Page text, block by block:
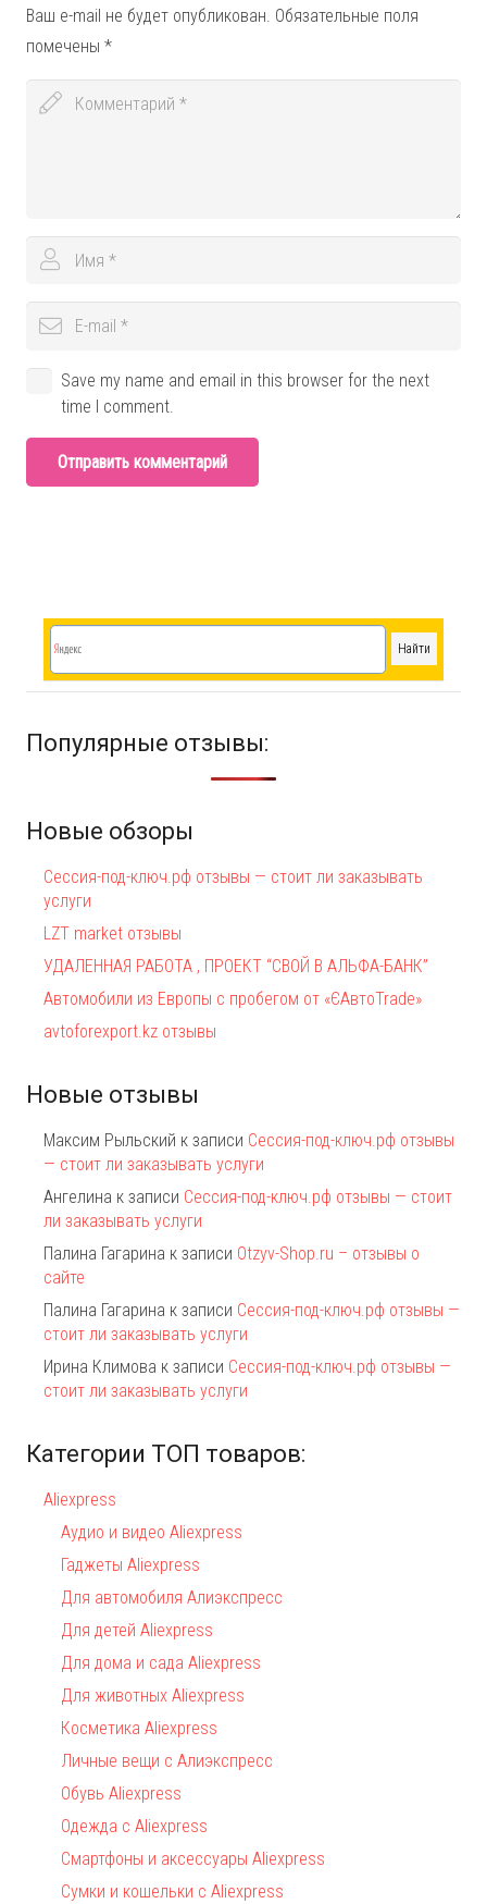
Ваш e-mail не будет опубликован. Обязательные поля
помечены *
Save my name and email in this browser for the next
time I comment.
Отправить комментарий
Популярные отзывы:
Новые обзоры
Сессия-под-ключ.рф отзывы — стоит ли заказывать
услуги
LZT market отзывы
УДАЛЕННАЯ РАБОТА , ПРОЕКТ “СВОЙ В АЛЬФА-БАНК”
Автомобили из Европы с пробегом от «ЄАвтоTrаde»
avtoforexport.kz отзывы
Новые отзывы
Максим Рыльский к записи Сессия-под-ключ.рф отзывы
— стоит ли заказывать услуги
Ангелина к записи Сессия-под-ключ.рф отзывы — стоит
ли заказывать услуги
Палина Гагарина к записи Otzyv-Shop.ru – отзывы о
сайте
Палина Гагарина к записи Сессия-под-ключ.рф отзывы —
стоит ли заказывать услуги
Ирина Климова к записи Сессия-под-ключ.рф отзывы —
стоит ли заказывать услуги
Категории ТОП товаров:
Aliexpress
Аудио и видео Aliexpress
Гаджеты Aliexpress
Для автомобиля Алиэкспресс
Для детей Aliexpress
Для дома и сада Aliexpress
Для животных Aliexpress
Косметика Aliexpress
Личные вещи с Алиэкспресс
Обувь Aliexpress
Одежда с Aliexpress
Смартфоны и аксессуары Aliexpress
Сумки и кошельки с Aliexpress